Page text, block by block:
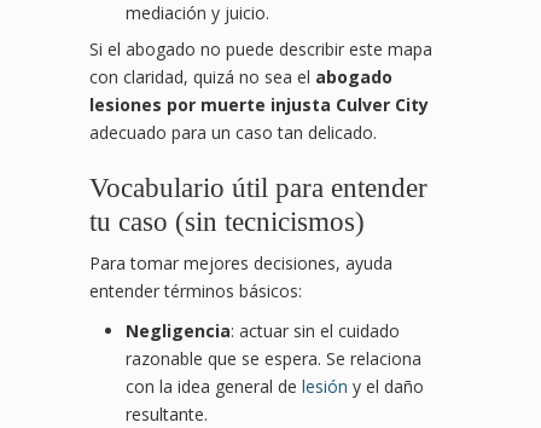
mediación y juicio.
Si el abogado no puede describir este mapa
con claridad, quizá no sea el abogado
lesiones por muerte injusta Culver City
adecuado para un caso tan delicado.
Vocabulario útil para entender
tu caso (sin tecnicismos)
Para tomar mejores decisiones, ayuda
entender términos básicos:
Negligencia: actuar sin el cuidado
razonable que se espera. Se relaciona
con la idea general de lesión y el daño
resultante.